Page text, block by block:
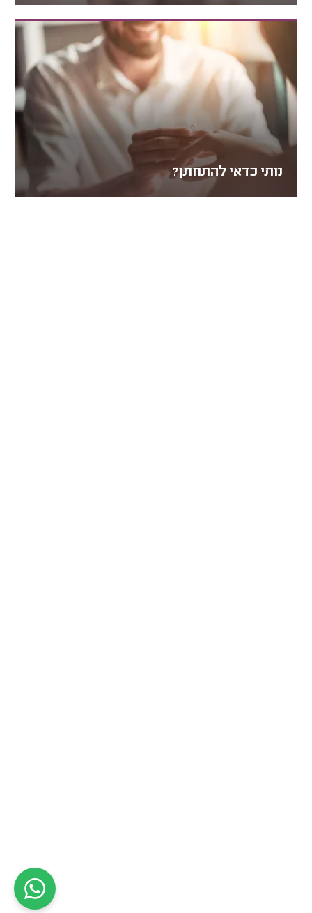
מתי כדאי להתחתן?